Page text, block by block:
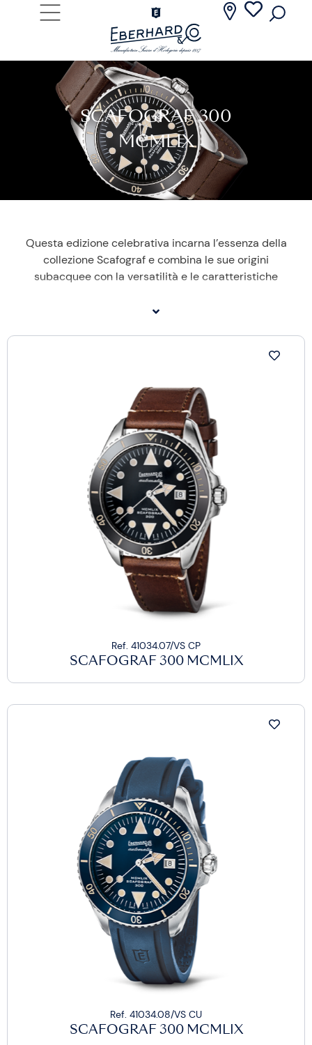
SCAFOGRAF 300
MCMLIX
Questa edizione celebrativa incarna l’essenza della
collezione Scafograf e combina le sue origini
subacquee con la versatilità e le caratteristiche
evoca l’anno di lancio della collezione Scafograf: 1959.
attenzione per l’innovazione. Il fondello è personalizzato
collezione), mentre la cassa in acciaio, impermeabile
fino a 300 metri, ospita una valvola per il rilascio
automatico dell’elio. L’orologio è stato progettato per
un uomo attivo e sportivo. Le lunette in ceramica e i
quadranti sono proposti in diverse versioni di colore.
Disponibile con cinturino in caucciù, cinturino in pelle
vintage o bracciale in acciaio Chassis ® con chiusura
2CLICK®.
Ref. 41034.07/VS CP
SCAFOGRAF 300 MCMLIX
Ref. 41034.08/VS CU
SCAFOGRAF 300 MCMLIX